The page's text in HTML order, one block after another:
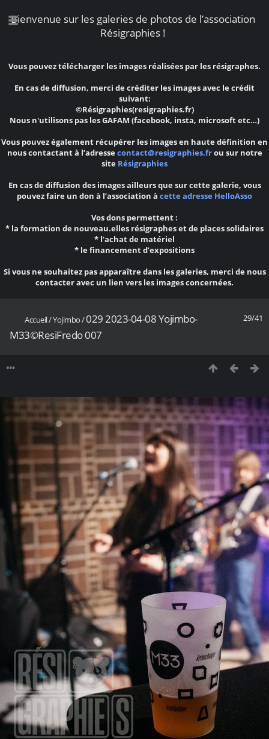
Bienvenue sur les galeries de photos de l’association
Résigraphies !
Vous pouvez télécharger les images réalisées par les résigraphes.
En cas de diffusion, merci de créditer les images avec le crédit
suivant:
©Résigraphies(resigraphies.fr)
Nous n'utilisons pas les GAFAM (facebook, insta, microsoft etc…)
Vous pouvez également récupérer les images en haute définition en
nous contactant à l’adresse contact@resigraphies.frou sur notre
site Résigraphies
En cas de diffusion des images ailleurs que sur cette galerie, vous
pouvez faire un don à l’association à cette adresse HelloAsso
Vos dons permettent :
* la formation de nouveau.elles résigraphes et de places solidaires
* l’achat de matériel
* le financement d’expositions
Si vous ne souhaitez pas apparaître dans les galeries, merci de nous
contacter avec un lien vers les images concernées.
29/41
Accueil/Yojimbo/029 2023-04-08 Yojimbo-
M33©ResiFredo 007